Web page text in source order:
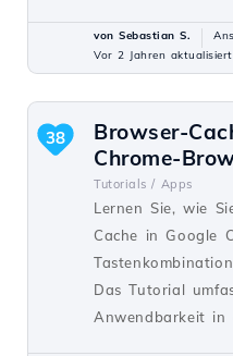
von Sebastian S.
Vor 2 Jahren aktualisiert
Browser-
Chrome-
Tutorials / Apps
Lernen Sie, wie
Cache in Google
Das Tutorial
Anwendbarkeit in
38